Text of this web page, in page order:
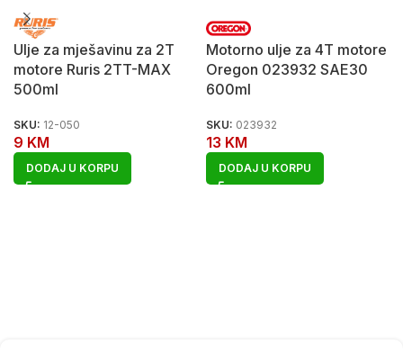
Ulje za mješavinu za 2T
motore Ruris 2TT-MAX
500ml
SKU: 12-050
9 KM
DODAJ U KORPU
Motorno ulje za 4T motore
Oregon 023932 SAE30
600ml
SKU: 023932
13 KM
DODAJ U KORPU